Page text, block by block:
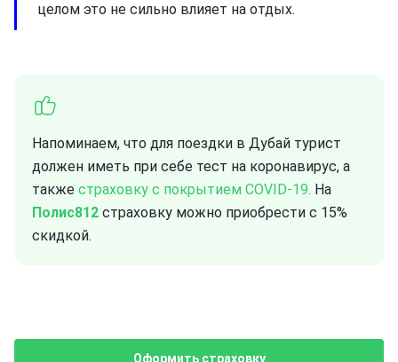
целом это не сильно влияет на отдых.
Напоминаем, что для поездки в Дубай турист
должен иметь при себе тест на коронавирус, а
также страховку с покрытием COVID-19. На
Полис812 страховку можно приобрести с 15%
скидкой.
Оформить страховку